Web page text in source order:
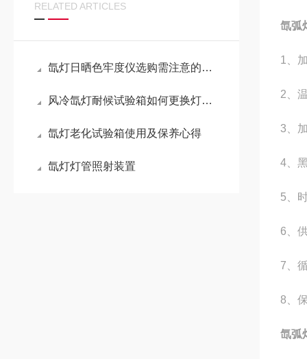
RELATED ARTICLES
氙灯日晒色牢度仪选购需注意的问题
风冷氙灯耐候试验箱如何更换灯管？
氙灯老化试验箱使用及保养心得
氙灯灯管照射装置
氙弧
1、
2、
3、
4、
5、
6、
7、
8、
氙弧